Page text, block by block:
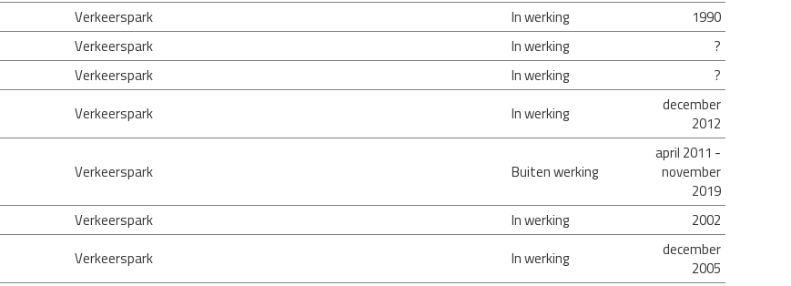
Verkeerspark In werking
1990
Verkeerspark In werking
?
Verkeerspark In werking
?
Verkeerspark In werking
december
2012
Verkeerspark Buiten werking
april 2011 -
november
2019
Verkeerspark In werking
2002
Verkeerspark In werking
december
2005